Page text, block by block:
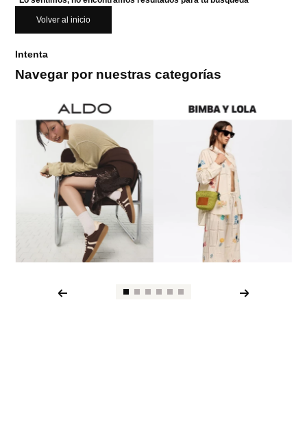
Volver al inicio
Intenta
Navegar por nuestras categorías